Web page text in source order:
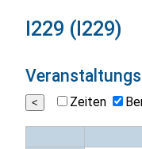
I229 (I229)
Zeiten